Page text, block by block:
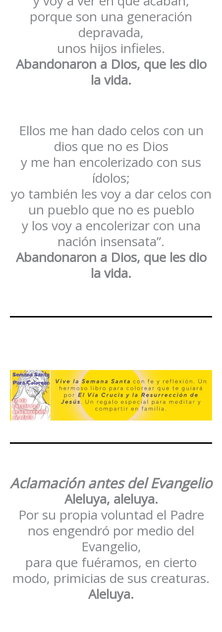
porque son una generación
depravada,
unos hijos infieles.
Abandonaron a Dios, que les dio
la vida.
Ellos me han dado celos con un
dios que no es Dios
y me han encolerizado con sus
ídolos;
yo también les voy a dar celos con
un pueblo que no es pueblo
y los voy a encolerizar con una
nación insensata”.
Abandonaron a Dios, que les dio
la vida.
Aclamación antes del Evangelio
Aleluya, aleluya.
Por su propia voluntad el Padre
nos engendró por medio del
Evangelio,
para que fuéramos, en cierto
modo, primicias de sus creaturas.
Aleluya.